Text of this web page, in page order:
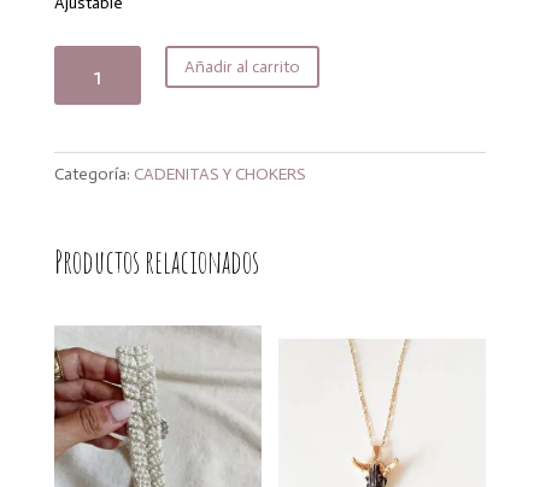
Añadir al carrito
Categoría: CADENITAS Y CHOKERS
Productos relacionados